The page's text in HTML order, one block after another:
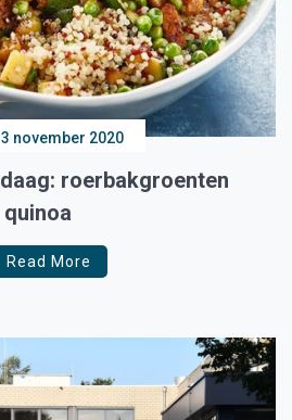
3 november 2020
roerbakgroenten
Read More